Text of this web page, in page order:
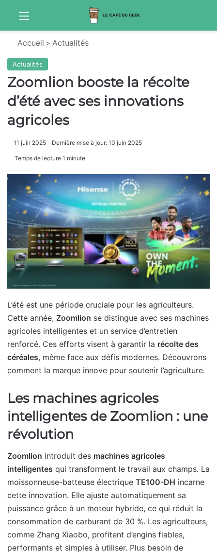
Menu
Accueil > Actualités
Actualités
Zoomlion booste la récolte
d’été avec ses innovations
agricoles
11 juin 2025 Dernière mise à jour: 10 juin 2025
Temps de lecture 1 minute
L’été est une période cruciale pour les agriculteurs.
Cette année, Zoomlion se distingue avec ses machines
agricoles intelligentes et un service d’entretien
renforcé. Ces efforts visent à garantir la récolte des
céréales, même face aux défis modernes. Découvrons
comment la marque innove pour soutenir l’agriculture.
Les machines agricoles
intelligentes de Zoomlion : une
révolution
Zoomlion introduit des machines agricoles
intelligentes qui transforment le travail aux champs. La
moissonneuse-batteuse électrique TE100-DH incarne
cette innovation. Elle ajuste automatiquement sa
puissance grâce à un moteur hybride, ce qui réduit la
consommation de carburant de 30 %. Les agriculteurs,
comme Zhang Xiaobo, profitent d’engins fiables,
performants et simples à utiliser. Plus besoin de